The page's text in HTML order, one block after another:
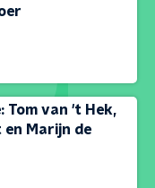
Tom van 't Hek,
en Marijn de